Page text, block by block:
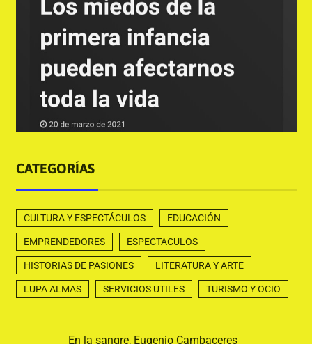
CATEGORÍAS
CULTURA Y ESPECTÁCULOS EDUCACIÓN
EMPRENDEDORES ESPECTACULOS
HISTORIAS DE PASIONES LITERATURA Y ARTE
LUPA ALMAS SERVICIOS UTILES TURISMO Y OCIO
En la sangre, Eugenio Cambaceres